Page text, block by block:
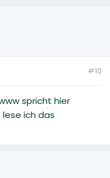
#10
spricht hier
lese ich das